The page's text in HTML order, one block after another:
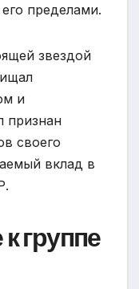
пределами.
звездой
и
признан
своего
вклад в
группе